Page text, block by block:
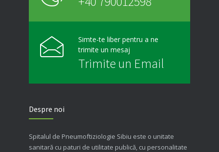
Simte-te liber pentru a ne
trimite un mesaj
Trimite un Email
Despre noi
Spitalul de Pneumoftiziologie Sibiu este o unitate
sanitară cu paturi de utilitate publică, cu personalitate